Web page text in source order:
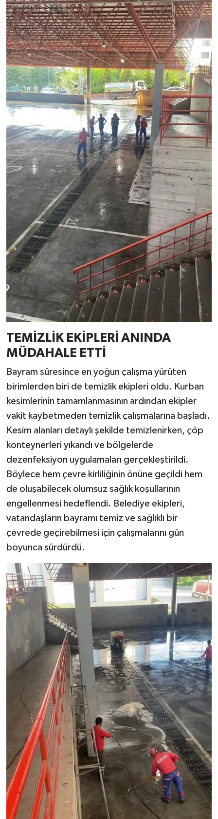
TEMİZLİK EKİPLERİ ANINDA
MÜDAHALE ETTİ
Bayram süresince en yoğun çalışma yürüten
birimlerden biri de temizlik ekipleri oldu. Kurban
kesimlerinin tamamlanmasının ardından ekipler
vakit kaybetmeden temizlik çalışmalarına başladı.
Kesim alanları detaylı şekilde temizlenirken, çöp
konteynerleri yıkandı ve bölgelerde
dezenfeksiyon uygulamaları gerçekleştirildi.
Böylece hem çevre kirliliğinin önüne geçildi hem
de oluşabilecek olumsuz sağlık koşullarının
engellenmesi hedeflendi. Belediye ekipleri,
vatandaşların bayramı temiz ve sağlıklı bir
çevrede geçirebilmesi için çalışmalarını gün
boyunca sürdürdü.